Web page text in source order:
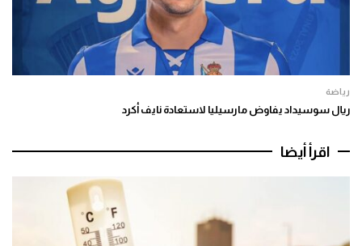
رياضة
ريال سوسيداد يفاوض مارسيليا لاستعادة نايف أكرد
اقرأ أيضا